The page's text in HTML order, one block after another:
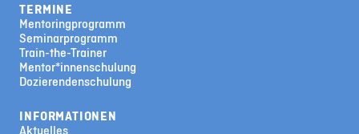
TERMINE
Mentoringprogramm
Seminarprogramm
Train-the-Trainer
Mentor*innenschulung
Dozierendenschulung
INFORMATIONEN
Aktuelles